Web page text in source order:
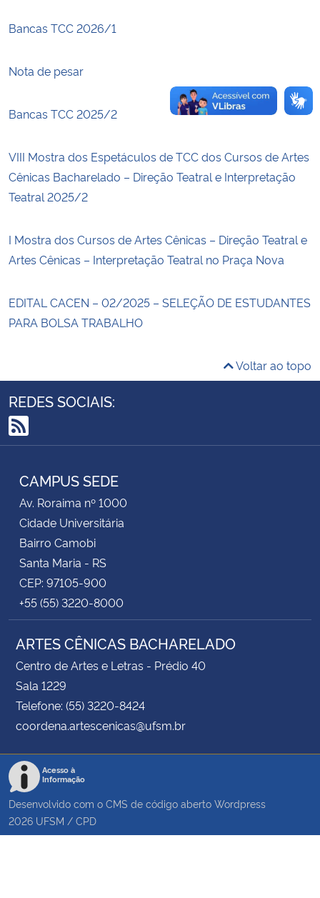
Banco Central do Brasil
Planalto
Bancas TCC 2026/1
Nota de pesar
Bancas TCC 2025/2
VIII Mostra dos Espetáculos de TCC dos Cursos de Artes
Cênicas Bacharelado – Direção Teatral e Interpretação
Teatral 2025/2
I Mostra dos Cursos de Artes Cênicas – Direção Teatral e
Artes Cênicas – Interpretação Teatral no Praça Nova
EDITAL CACEN – 02/2025 – SELEÇÃO DE ESTUDANTES
PARA BOLSA TRABALHO
Voltar ao topo
REDES SOCIAIS:
RSS
CAMPUS SEDE
Av. Roraima nº 1000
Cidade Universitária
Bairro Camobi
Santa Maria - RS
CEP: 97105-900
+55 (55) 3220-8000
ARTES CÊNICAS BACHARELADO
Centro de Artes e Letras - Prédio 40
Sala 1229
Telefone: (55) 3220-8424
coordena.artescenicas@ufsm.br
Acesso à
Informação
Desenvolvido com o CMS de código aberto Wordpress
2026 UFSM / CPD